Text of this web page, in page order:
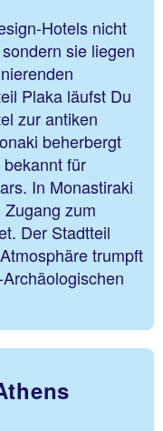
Hotels nicht
sie liegen
Plaka läufst Du
zur antiken
beherbergt
für
In Monastiraki
zum
Der Stadtteil
trumpft